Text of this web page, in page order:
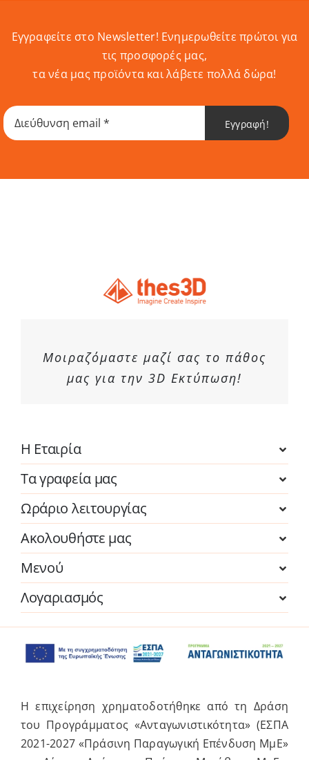
Εγγραφείτε στο Newsletter! Eνημερωθείτε πρώτοι για
τις προσφορές μας,
τα νέα μας προϊόντα και λάβετε πολλά δώρα!
Εγγραφή!
Μοιραζόμαστε μαζί σας το πάθος
μας για την 3D Εκτύπωση!
Η Εταιρία
Τα γραφεία μας
Ωράριο λειτουργίας
Ακολουθήστε μας
Μενού
Λογαριασμός
Η επιχείρηση χρηματοδοτήθηκε από τη Δράση
του Προγράμματος «Ανταγωνιστικότητα» (ΕΣΠΑ
2021-2027 «Πράσινη Παραγωγική Επένδυση ΜμΕ»